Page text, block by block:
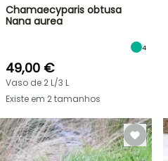
Chamaecyparis obtusa
Nana aurea
4
49,00 €
Vaso de 2 L/3 L
Existe em 2 tamanhos